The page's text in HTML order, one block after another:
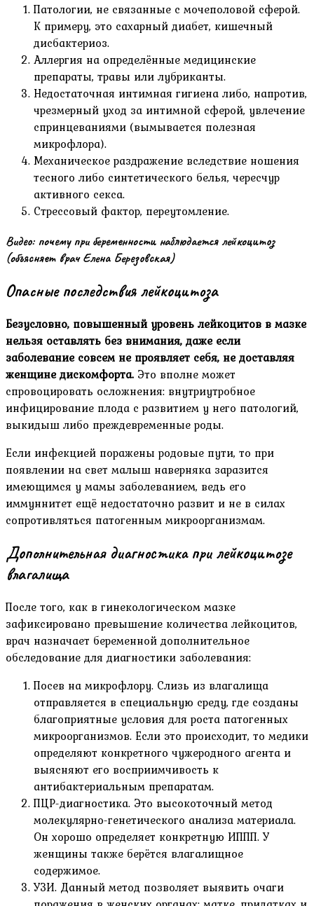
Патологии, не связанные с мочеполовой сферой.
К примеру, это сахарный диабет, кишечный
дисбактериоз.
Аллергия на определённые медицинские
препараты, травы или лубриканты.
Недостаточная интимная гигиена либо, напротив,
чрезмерный уход за интимной сферой, увлечение
спринцеваниями (вымывается полезная
микрофлора).
Механическое раздражение вследствие ношения
тесного либо синтетического белья, чересчур
активного секса.
Стрессовый фактор, переутомление.
Видео: почему при беременности наблюдается лейкоцитоз
(объясняет врач Елена Березовская)
Опасные последствия лейкоцитоза
Безусловно, повышенный уровень лейкоцитов в мазке
нельзя оставлять без внимания, даже если
заболевание совсем не проявляет себя, не доставляя
женщине дискомфорта. Это вполне может
спровоцировать осложнения: внутриутробное
инфицирование плода с развитием у него патологий,
выкидыш либо преждевременные роды.
Если инфекцией поражены родовые пути, то при
появлении на свет малыш наверняка заразится
имеющимся у мамы заболеванием, ведь его
иммуннитет ещё недостаточно развит и не в силах
сопротивляться патогенным микроорганизмам.
Дополнительная диагностика при лейкоцитозе
влагалища
После того, как в гинекологическом мазке
зафиксировано превышение количества лейкоцитов,
врач назначает беременной дополнительное
обследование для диагностики заболевания:
Посев на микрофлору. Слизь из влагалища
отправляется в специальную среду, где созданы
благоприятные условия для роста патогенных
микроорганизмов. Если это происходит, то медики
определяют конкретного чужеродного агента и
выясняют его восприимчивость к
антибактериальным препаратам.
ПЦР-диагностика. Это высокоточный метод
молекулярно-генетического анализа материала.
Он хорошо определяет конкретную ИППП. У
женщины также берётся влагалищное
содержимое.
УЗИ. Данный метод позволяет выявить очаги